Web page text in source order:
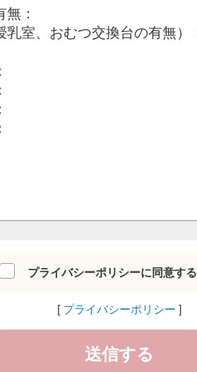
プライバシーポリシーに同意する
プライバシーポリシー
送信する